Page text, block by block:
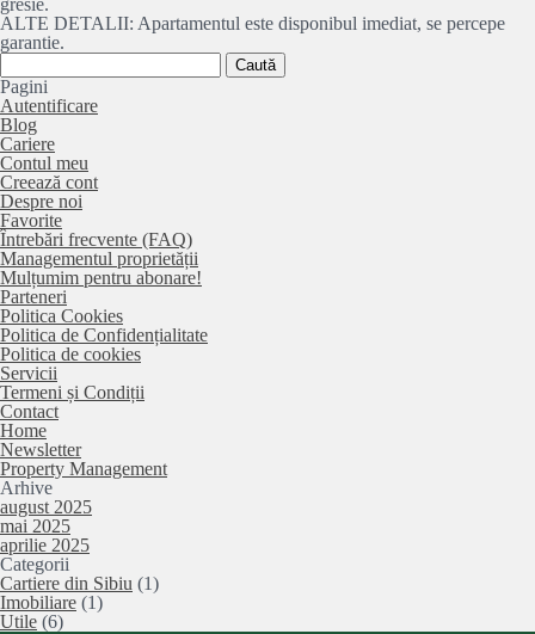
gresie.
ALTE DETALII: Apartamentul este disponibul imediat, se percepe
garantie.
Caută
după:
Pagini
Autentificare
Blog
Cariere
Contul meu
Creează cont
Despre noi
Favorite
Întrebări frecvente (FAQ)
Managementul proprietății
Mulțumim pentru abonare!
Parteneri
Politica Cookies
Politica de Confidențialitate
Politica de cookies
Servicii
Termeni și Condiții
Contact
Home
Newsletter
Property Management
Arhive
august 2025
mai 2025
aprilie 2025
Categorii
Cartiere din Sibiu (1)
Imobiliare (1)
Utile (6)